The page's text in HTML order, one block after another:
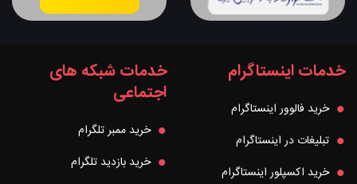
خدمات اینستاگرام
خرید فالوور اینستاگرام
تبلیغات در اینستاگرام
خرید اکسپلور اینستاگرام
خدمات شبکه های
اجتماعی
خرید ممبر تلگرام
خرید بازدید تلگرام